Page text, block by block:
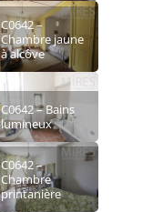
C0642 –
Chambre jaune
à alcôve
C0642 – Bains
lumineux
C0642 –
Chambre
printanière